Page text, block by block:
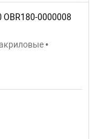
0000008
•